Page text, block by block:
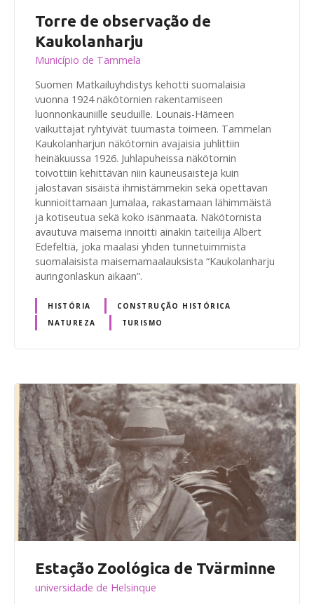
Torre de observação de
Kaukolanharju
Município de Tammela
Suomen Matkailuyhdistys kehotti suomalaisia
vuonna 1924 näkötornien rakentamiseen
luonnonkauniille seuduille. Lounais-Hämeen
vaikuttajat ryhtyivät tuumasta toimeen. Tammelan
Kaukolanharjun näkötornin avajaisia juhlittiin
heinäkuussa 1926. Juhlapuheissa näkötornin
toivottiin kehittävän niin kauneusaisteja kuin
jalostavan sisäistä ihmistämmekin sekä opettavan
kunnioittamaan Jumalaa, rakastamaan lähimmäistä
ja kotiseutua sekä koko isänmaata. Näkötornista
avautuva maisema innoitti ainakin taiteilija Albert
Edefeltiä, joka maalasi yhden tunnetuimmista
suomalaisista maisemamaalauksista “Kaukolanharju
auringonlaskun aikaan”.
HISTÓRIA
CONSTRUÇÃO HISTÓRICA
NATUREZA
TURISMO
Estação Zoológica de Tvärminne
universidade de Helsinque